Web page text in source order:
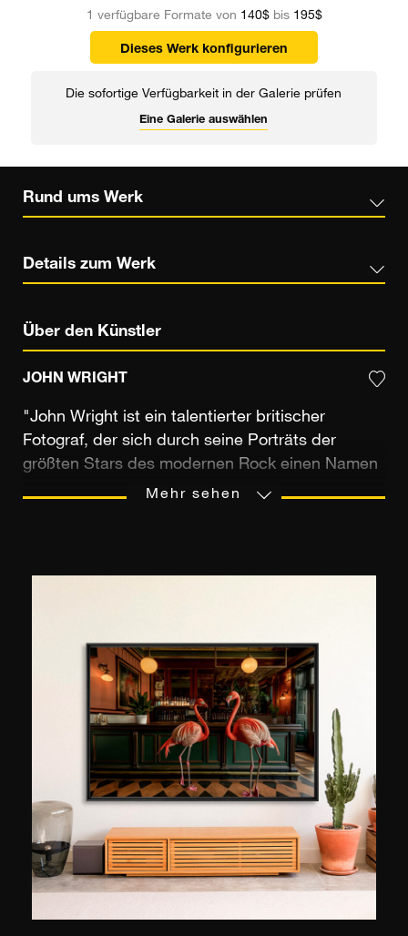
1 verfügbare Formate von 140$bis 195$
Dieses Werk konfigurieren
Die sofortige Verfügbarkeit in der Galerie prüfen
Eine Galerie auswählen
Rund ums Werk
Details zum Werk
Über den Künstler
JOHN WRIGHT
"John Wright ist ein talentierter britischer
Fotograf, der sich durch seine Porträts der
größten Stars des modernen Rock einen Namen
gemacht hat. Die Band U2, Lady Gaga, Paul
Sängerin Lily Allen, die mit schwarzen Panthern
posiert machte ihn international bekannt und
ermöglichte es ihm, das Magazin-Cover des
Jahres 2009 zu gewinnen. Der im schottischen
Glasgow geborene John Wright stammt aus
einem Arbeitermilieu. Trotz seines Umzugs in die
extravagante Stadt Los Angeles, um dort als
Fotograf zu arbeiten, hat er seine Wurzeln nicht
vergessen und beteuert: ""Was ich mache,
definiert mich nicht, so wie auch der Ort, an dem
ich aufgewachsen bin, mich nicht definiert."" "
Mehr sehen